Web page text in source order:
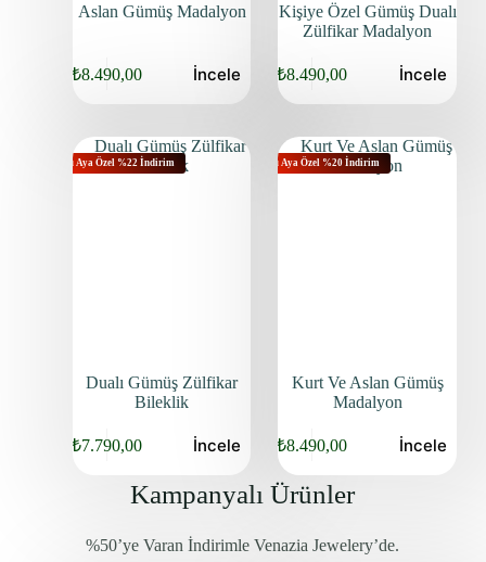
Aslan Gümüş Madalyon
₺8.490,00 İncele
Kişiye Özel Gümüş Dualı
Zülfikar Madalyon
₺8.490,00 İncele
Bu Aya Özel %22 İndirim
Dualı Gümüş Zülfikar
Bileklik
₺7.790,00 İncele
Bu Aya Özel %20 İndirim
Kurt Ve Aslan Gümüş
Madalyon
₺8.490,00 İncele
Kampanyalı Ürünler
%50’ye Varan İndirimle Venazia Jewelery’de.